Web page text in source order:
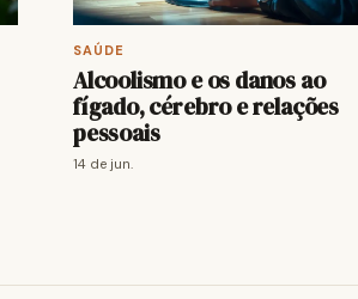
SAÚDE
Alcoolismo e os danos ao
fígado, cérebro e relações
pessoais
14 de jun.